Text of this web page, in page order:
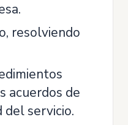
resolviendo
acuerdos de
servicio.